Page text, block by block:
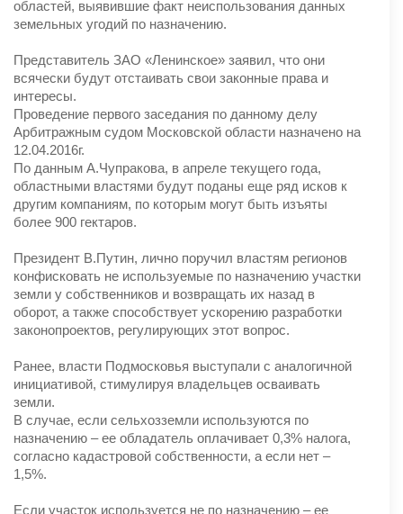
областей, выявившие факт неиспользования данных
земельных угодий по назначению.
Представитель ЗАО «Ленинское» заявил, что они
всячески будут отстаивать свои законные права и
интересы.
Проведение первого заседания по данному делу
Арбитражным судом Московской области назначено на
12.04.2016г.
По данным А.Чупракова, в апреле текущего года,
областными властями будут поданы еще ряд исков к
другим компаниям, по которым могут быть изъяты
более 900 гектаров.
Президент В.Путин, лично поручил властям регионов
конфисковать не используемые по назначению участки
земли у собственников и возвращать их назад в
оборот, а также способствует ускорению разработки
законопроектов, регулирующих этот вопрос.
Ранее, власти Подмосковья выступали с аналогичной
инициативой, стимулируя владельцев осваивать
земли.
В случае, если сельхозземли используются по
назначению – ее обладатель оплачивает 0,3% налога,
согласно кадастровой собственности, а если нет –
1,5%.
Если участок используется не по назначению – ее